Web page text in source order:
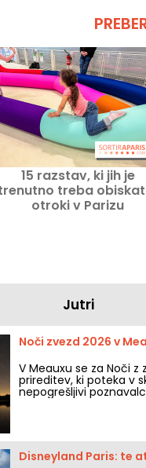
15 razstav, ki jih je
treba
otroki v Parizu
Jutri
Noči zvezd 2026 v
V Meauxu se za Noči
prireditev, ki poteka v
nepogrešljivi
Disneyland Paris: te